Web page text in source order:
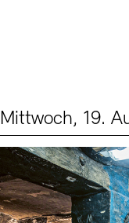
Mittwoch, 19.